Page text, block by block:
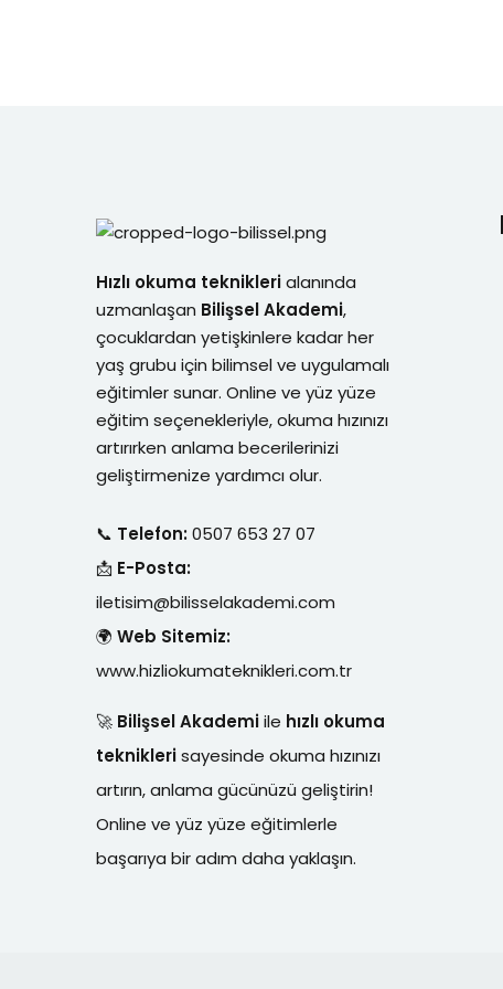
Hızlı okuma tekniklerialanında
uzmanlaşan Bilişsel Akademi,
çocuklardan yetişkinlere kadar her
yaş grubu için bilimsel ve uygulamalı
eğitimler sunar. Online ve yüz yüze
eğitim seçenekleriyle, okuma hızınızı
artırırken anlama becerilerinizi
geliştirmenize yardımcı olur.
📞 Telefon:0507 653 27 07
📩 E-Posta:
iletisim@bilisselakademi.com
🌍 Web Sitemiz:
www.hizliokumateknikleri.com.tr
🚀 Bilişsel Akademiile hızlı okuma
tekniklerisayesinde okuma hızınızı
artırın, anlama gücünüzü geliştirin!
Online ve yüz yüze eğitimlerle
başarıya bir adım daha yaklaşın.